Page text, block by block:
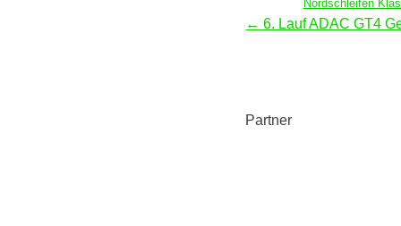
Nordschleifen
Beitragsnavigation
← 6. Lauf ADAC GT4
Partner